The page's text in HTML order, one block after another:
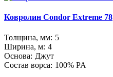
Ковролин Condor Extreme 78
Толщина, мм: 5
Ширина, м: 4
Основа: Джут
Состав ворса: 100% PA